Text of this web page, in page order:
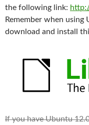
the following link:
Remember when using
download and install
If you have Ubuntu